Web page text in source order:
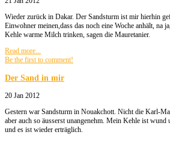
Wieder zurück in Dakar. Der Sandsturm ist mir hierhin
Einwohner meinen,dass das noch eine Woche anhält, na
Kehle warme Milch trinken, sagen die Mauretanier.
Read more...
Be the first to comment!
Der Sand in mir
20 Jan 2012
Gestern war Sandsturm in Nouakchott. Nicht die Karl-
aber auch so äusserst unangenehm. Mein Kehle ist
und es ist wieder erträglich.